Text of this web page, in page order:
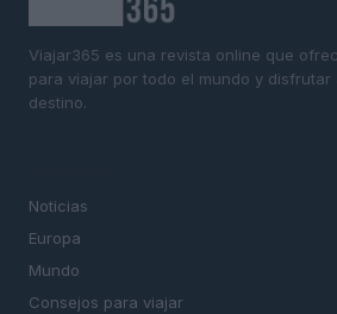
Viajar365 es una revista online que
para viajar por todo el mundo y disfrutar
destino.
Noticias
Europa
Mundo
Consejos para viajar